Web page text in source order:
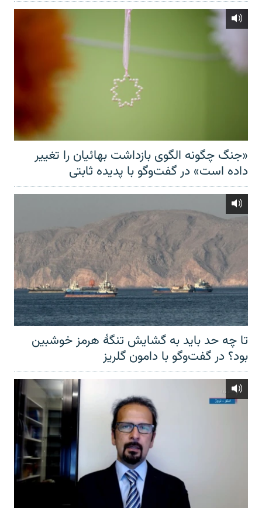
«جنگ چگونه الگوی بازداشت بهائیان را تغییر
داده است» در گفت‌وگو با پدیده ثابتی
تا چه حد باید به گشایش تنگهٔ هرمز خوشبین
بود؟ در گفت‌وگو با دامون گلریز